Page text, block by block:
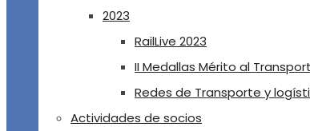
2023
RailLive 2023
II Medallas Mérito al
Redes de Transporte y
Actividades de socios